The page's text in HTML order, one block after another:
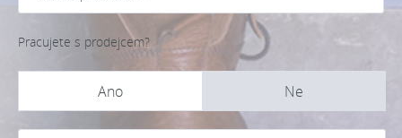
Pracujete s prodejcem?
Ano Ne